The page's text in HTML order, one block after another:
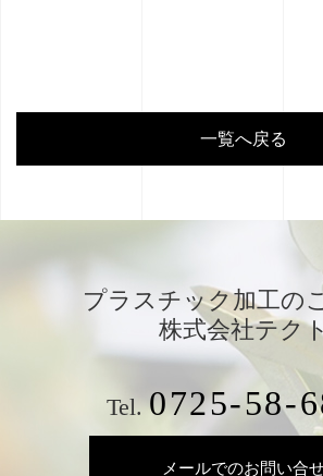
一覧へ戻る
プラスチック加工の
株式会社テクト
Tel.0725-58-
メールでのお問い合